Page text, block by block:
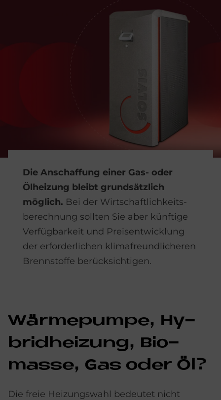
Die Anschaffung einer Gas- oder
Ölheizung bleibt grundsätzlich
möglich. Bei der Wirtschaftlichkeits­
berech­nung sollten Sie aber künftige
Verfüg­barkeit und Preis­entwicklung
der erforder­lichen klima­freund­licheren
Brenn­stoffe berücksichtigen.
Wär­me­pum­pe, Hy­
brid­hei­zung, Bio­
mas­se, Gas oder Öl?
Die freie Heizungswahl bedeutet nicht